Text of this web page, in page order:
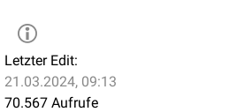
Letzter Edit:
21.03.2024, 09:13
70.567 Aufrufe